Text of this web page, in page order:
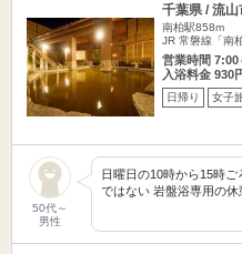
千葉県 / 流山
南柏駅858m
JR 常磐線「南
営業時間 7:00
入浴料金 930
日帰り 女子
50代～
男性
日曜日の10時から15時
ではない 岩盤浴専用の